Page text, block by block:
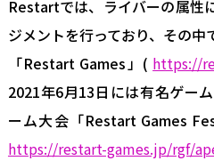
Restartでは、ライバーの属性
ジメントを行っており、その
「Restart Games」( https://
2021年6月13日には有名ゲー
ーム大会「Restart Games
https://restart-games.jp/rgf/